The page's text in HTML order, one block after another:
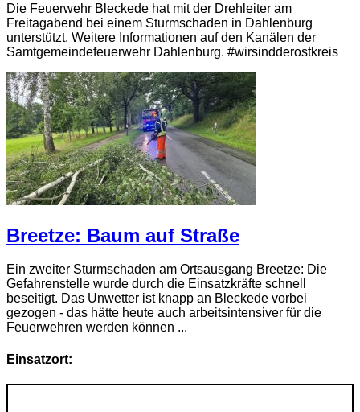
Die Feuerwehr Bleckede hat mit der Drehleiter am
Freitagabend bei einem Sturmschaden in Dahlenburg
unterstützt. Weitere Informationen auf den Kanälen der
Samtgemeindefeuerwehr Dahlenburg. #wirsindderostkreis
Breetze: Baum auf Straße
Ein zweiter Sturmschaden am Ortsausgang Breetze: Die
Gefahrenstelle wurde durch die Einsatzkräfte schnell
beseitigt. Das Unwetter ist knapp an Bleckede vorbei
gezogen - das hätte heute auch arbeitsintensiver für die
Feuerwehren werden können ...
Einsatzort: